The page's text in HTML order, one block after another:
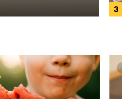
3